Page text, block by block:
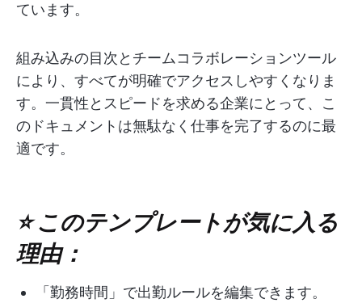
ています。
組み込みの目次とチームコラボレーションツール
により、すべてが明確でアクセスしやすくなりま
す。一貫性とスピードを求める企業にとって、こ
のドキュメントは無駄なく仕事を完了するのに最
適です。
⭐ このテンプレートが気に入る
理由：
「勤務時間」で出勤ルールを編集できます。